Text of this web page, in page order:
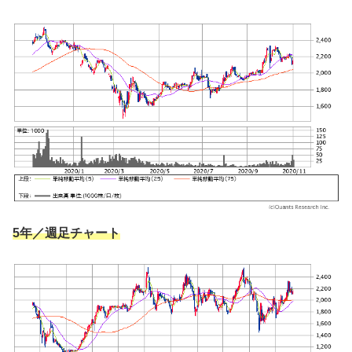
5年／週足チャート